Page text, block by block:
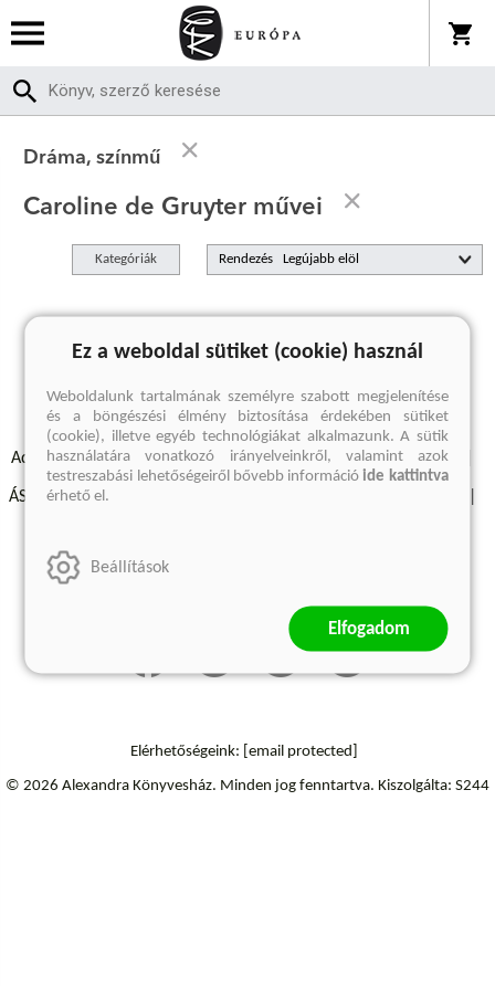
Dráma, színmű
Caroline de Gruyter művei
Kategóriák Rendezés
A keresett kifejezésre nincs találat
Adatvédelmi szabályzatok Elállási felmondási nyilatkozat
ÁSZF - Vásárlási feltételek
Szállítási információk
Elérhetőségeink: [email protected]
© 2026 Alexandra Könyvesház. Minden jog fenntartva. Kiszolgálta: S244
Ez a weboldal sütiket (cookie) használ
Weboldalunk tartalmának személyre szabott megjelenítése
és a böngészési élmény biztosítása érdekében sütiket
(cookie), illetve egyéb technológiákat alkalmazunk. A sütik
használatára vonatkozó irányelveinkről, valamint azok
testreszabási lehetőségeiről bővebb információide kattintva
érhető el.
Beállítások
Elfogadom